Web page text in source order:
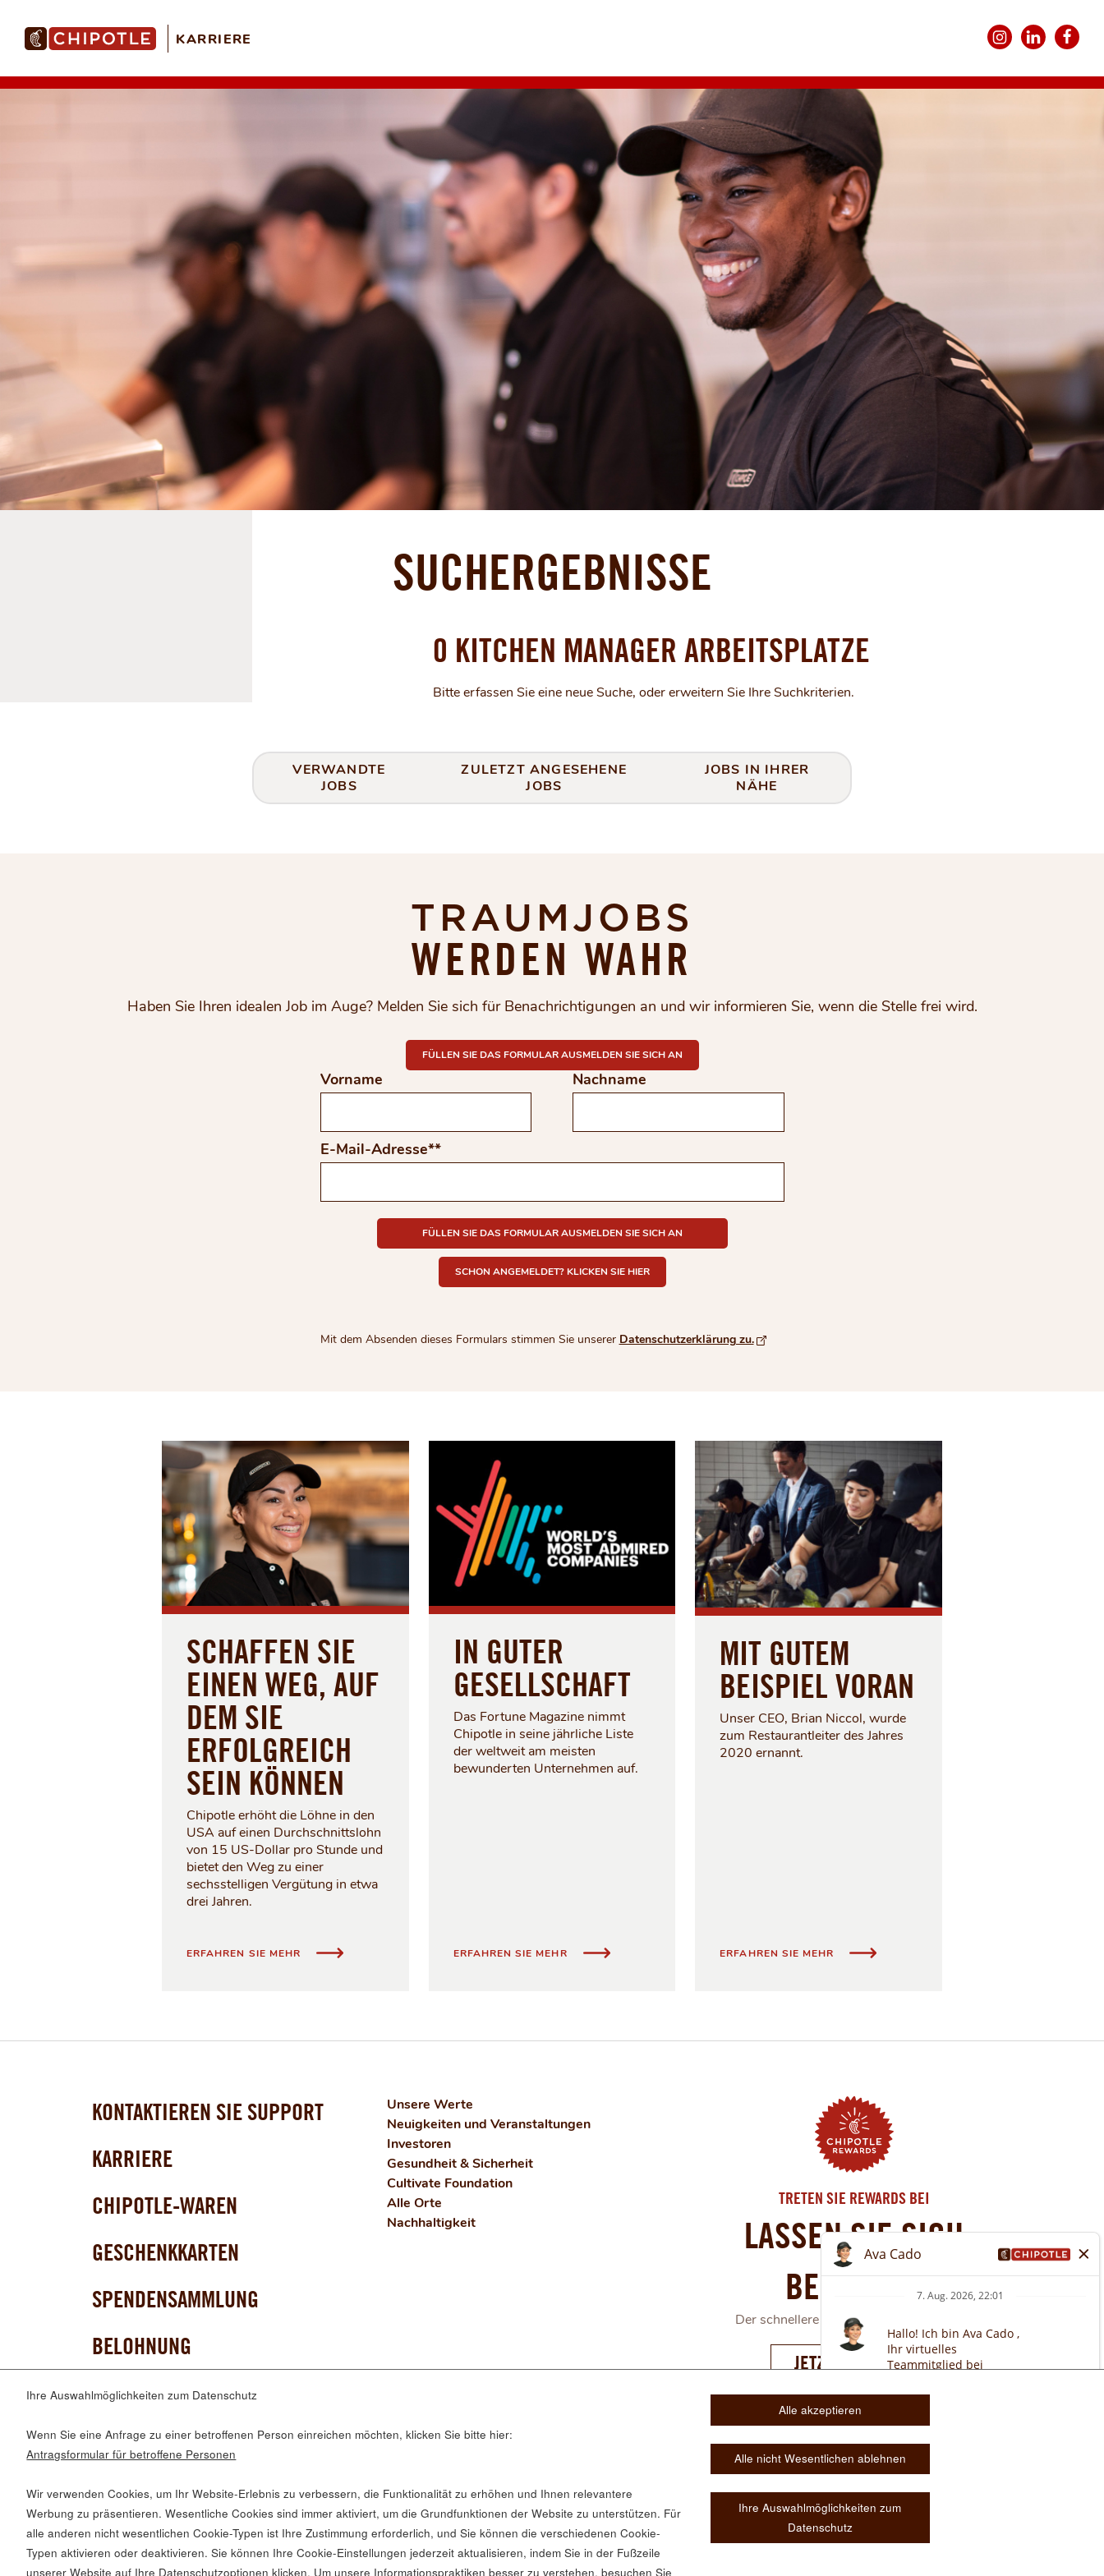
KARRIERE
SUCHERGEBNISSE
0 KITCHEN MANAGER ARBEITSPLATZE
Bitte erfassen Sie eine neue Suche, oder erweitern Sie Ihre Suchkriterien.
VERWANDTE
JOBS
ZULETZT ANGESEHENE
JOBS
JOBS IN IHRER
NÄHE
TRAUMJOBS
WERDEN WAHR
Haben Sie Ihren idealen Job im Auge? Melden Sie sich für Benachrichtigungen an und wir informieren Sie, wenn die Stelle frei wird.
COMPLETE THE FORM TO
FÜLLEN SIE DAS FORMULAR AUSMELDEN SIE SICH AN
Vorname Nachname
E-Mail-Adresse*
FÜLLEN SIE DAS FORMULAR AUSMELDEN SIE SICH AN
SCHON ANGEMELDET? KLICKEN SIE HIER
Mit dem Absenden dieses Formulars stimmen Sie unserer Datenschutzerklärung zu.Öffnet in einem neuen Browserfenster
SCHAFFEN SIE
EINEN WEG, AUF
DEM SIE
ERFOLGREICH
SEIN KÖNNEN
Chipotle erhöht die Löhne in den
USA auf einen Durchschnittslohn
von 15 US-Dollar pro Stunde und
bietet den Weg zu einer
sechsstelligen Vergütung in etwa
drei Jahren.
ERFAHREN SIE MEHR SCHAFFEN SIE EINEN WEG, AUF DEM SIE ERFOLGREICH SEIN KÖNNEN
IN GUTER
GESELLSCHAFT
Das Fortune Magazine nimmt
Chipotle in seine jährliche Liste
der weltweit am meisten
bewunderten Unternehmen auf.
ERFAHREN SIE MEHR IN GUTER GESELLSCHAFT
MIT GUTEM
BEISPIEL VORAN
Unser CEO, Brian Niccol, wurde
zum Restaurantleiter des Jahres
2020 ernannt.
ERFAHREN SIE MEHR MIT GUTEM BEISPIEL VORAN
KONTAKTIEREN SIE SUPPORT
KARRIERE
CHIPOTLE-WAREN
GESCHENKKARTEN
SPENDENSAMMLUNG
BELOHNUNG
Unsere Werte
Neuigkeiten und Veranstaltungen
Investoren
Gesundheit & Sicherheit
Cultivate Foundation
Alle Orte
Nachhaltigkeit
TRETEN SIE REWARDS BEI
LASSEN SIE SICH
BELOHNEN
Der schnellere Weg, Chipotle zu befreien
JETZT BEITRETEN
ERFAHREN SIE MEHR
ÜBER
DAS
CHIPOTLE-
PRÄMIENPROGRAMM
© 2026 Chipotle Mexican Grill
Ihre Auswahlmöglichkeiten zum Datenschutz
Wenn Sie eine Anfrage zu einer betroffenen Person einreichen möchten, klicken Sie bitte hier:
Antragsformular für betroffene Personen
Wir verwenden Cookies, um Ihr Website-Erlebnis zu verbessern, die Funktionalität zu erhöhen und Ihnen relevantere
Werbung zu präsentieren. Wesentliche Cookies sind immer aktiviert, um die Grundfunktionen der Website zu unterstützen. Für
alle anderen nicht wesentlichen Cookie-Typen ist Ihre Zustimmung erforderlich, und Sie können die verschiedenen Cookie-
Typen aktivieren oder deaktivieren. Sie können Ihre Cookie-Einstellungen jederzeit aktualisieren, indem Sie in der Fußzeile
unserer Website auf Ihre Datenschutzoptionen klicken. Um unsere Informationspraktiken besser zu verstehen, besuchen Sie
Alle akzeptieren
Alle nicht Wesentlichen ablehnen
Ihre Auswahlmöglichkeiten zum
Datenschutz